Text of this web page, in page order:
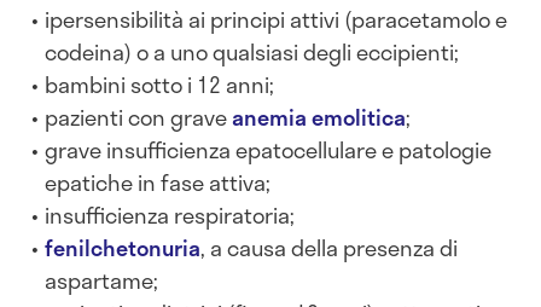
ipersensibilità ai principi attivi (paracetamolo e
codeina) o a uno qualsiasi degli eccipienti;
bambini sotto i 12 anni;
pazienti con graveanemia emolitica;
grave insufficienza epatocellulare e patologie
epatiche in fase attiva;
insufficienza respiratoria;
fenilchetonuria, a causa della presenza di
aspartame;